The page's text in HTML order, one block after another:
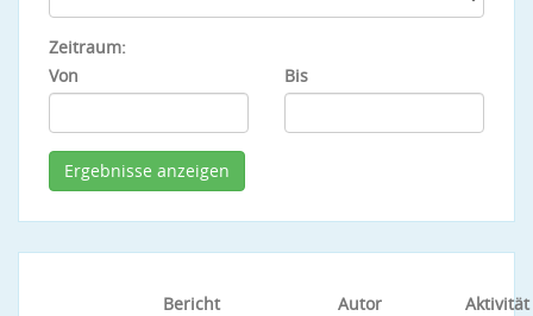
Zeitraum:
Von
Bis
Bericht Autor
Aktivität